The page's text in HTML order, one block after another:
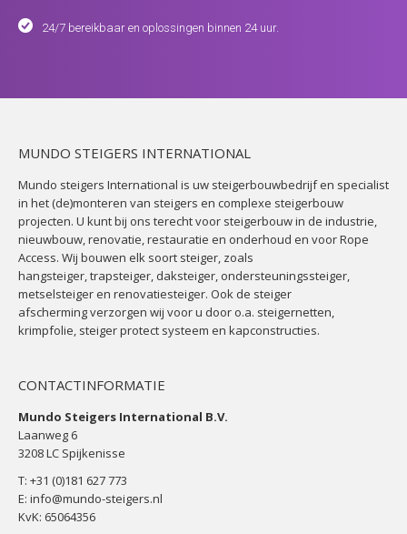
24/7 bereikbaar en oplossingen binnen 24 uur.
MUNDO STEIGERS INTERNATIONAL
Mundo steigers International is uw steigerbouwbedrijfen specialist
in het (de)monteren van steigers en complexe steigerbouw
projecten. U kunt bij ons terecht voor steigerbouw in de industrie,
nieuwbouw, renovatie, restauratie en onderhoud en voor Rope
Access. Wij bouwen elk soort steiger, zoals
hangsteiger,trapsteiger, daksteiger, ondersteuningssteiger,
metselsteiger en renovatiesteiger. Ook de steiger
afschermingverzorgen wij voor u door o.a. steigernetten,
krimpfolie, steiger protect systeem en kapconstructies.
CONTACTINFORMATIE
Mundo Steigers International B.V.
Laanweg 6
3208 LC Spijkenisse
T: +31 (0)181 627 773
E: info@mundo-steigers.nl
KvK: 65064356